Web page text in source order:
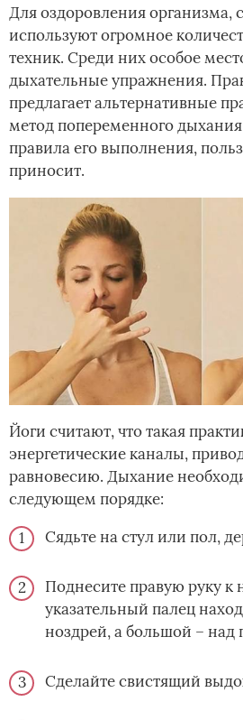
Для оздоровления организма,
используют огромное
техник. Среди них особое
дыхательные упражнения.
предлагает альтернативные
метод попеременного
правила его выполнения,
приносит.
Йоги считают, что такая
энергетические каналы,
равновесию. Дыхание
следующем порядке:
Сядьте на стул или пол,
Поднесите правую руку к
указательный палец
ноздрей, а большой – над
Сделайте свистящий